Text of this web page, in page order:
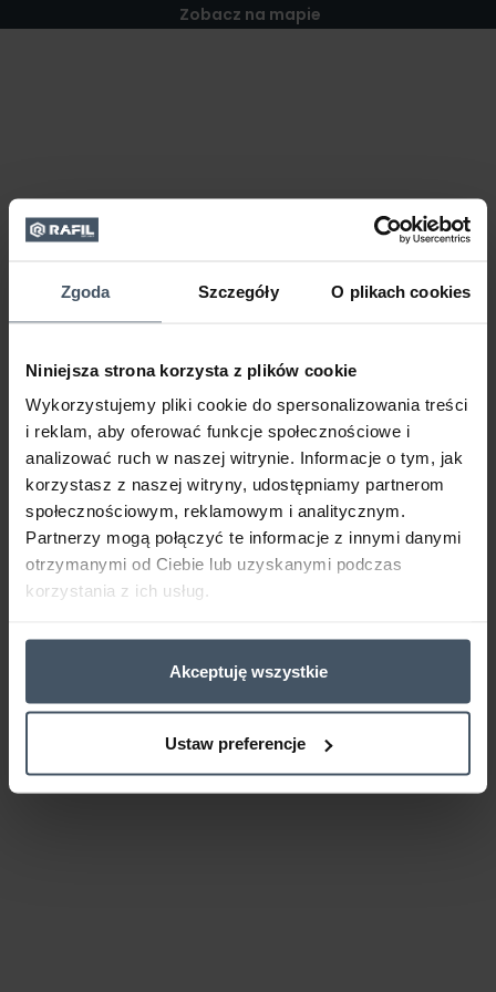
Zgoda Szczegóły O plikach cookies
Niniejsza strona korzysta z plików cookie
Wykorzystujemy pliki cookie do spersonalizowania treści
i reklam, aby oferować funkcje społecznościowe i
analizować ruch w naszej witrynie. Informacje o tym, jak
korzystasz z naszej witryny, udostępniamy partnerom
społecznościowym, reklamowym i analitycznym.
Partnerzy mogą połączyć te informacje z innymi danymi
otrzymanymi od Ciebie lub uzyskanymi podczas
korzystania z ich usług.
Akceptuję wszystkie
Ustaw preferencje
Zobacz na mapie